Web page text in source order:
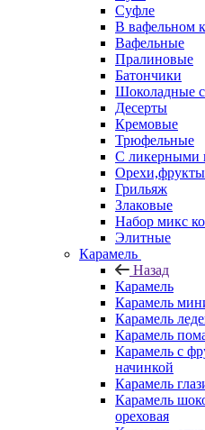
Суфле
В вафельном
Вафельные
Пралиновые
Батончики
Шоколадные с
Десерты
Кремовые
Трюфельные
С ликерными
Грильяж
Злаковые
Набор микс
Элитные
Карамель
Назад
Карамель
Карамель
Карамель
Карамель
Карамель с
начинкой
Карамель
Карамель
ореховая